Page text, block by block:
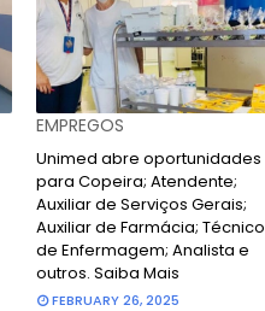
EMPREGOS
Unimed abre oportunidades
para Copeira; Atendente;
Auxiliar de Serviços Gerais;
Auxiliar de Farmácia; Técnico
de Enfermagem; Analista e
outros. Saiba Mais
FEBRUARY 26, 2025